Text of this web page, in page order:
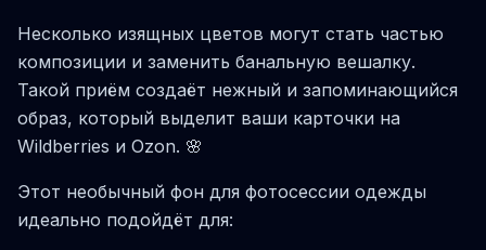
Несколько изящных цветов могут стать частью
композиции и заменить банальную вешалку.
Такой приём создаёт нежный и запоминающийся
образ, который выделит ваши карточки на
Wildberries и Ozon. 🌸
Этот необычный фон для фотосессии одежды
идеально подойдёт для: